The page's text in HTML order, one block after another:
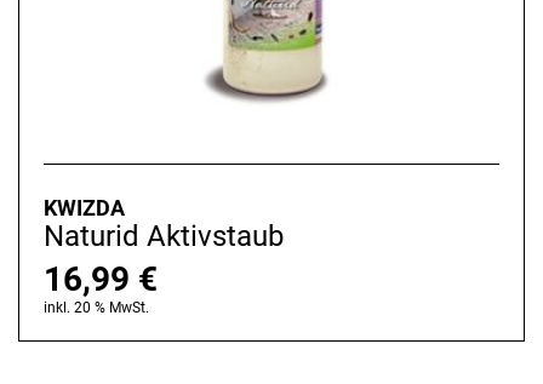
KWIZDA
Naturid Aktivstaub
16,99 €
inkl. 20 % MwSt.